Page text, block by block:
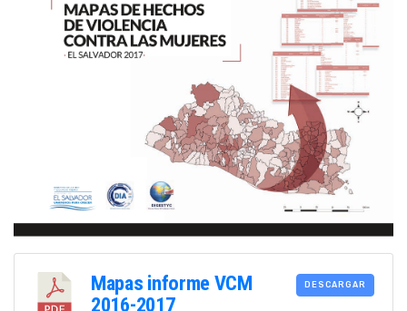
Mapas informe VCM
2016-2017
DESCARGAR